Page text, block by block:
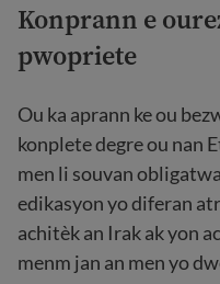
Konprann e ou
pwopriete
Ou ka aprann ke ou
konplete degre ou nan
men li souvan
edikasyon yo diferan
achitèk an Irak ak yon
menm jan an men yo